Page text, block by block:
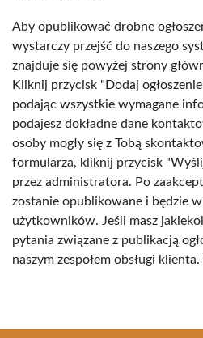
Aby opublikować drobne
wystarczy przejść do naszego
znajduje się powyżej strony
Kliknij przycisk "Dodaj
podając wszystkie wymagane
podajesz dokładne dane
osoby mogły się z Tobą
formularza, kliknij przycisk
przez administratora. Po
zostanie opublikowane i będzie
użytkowników. Jeśli masz
pytania związane z publikacją
naszym zespołem obsługi